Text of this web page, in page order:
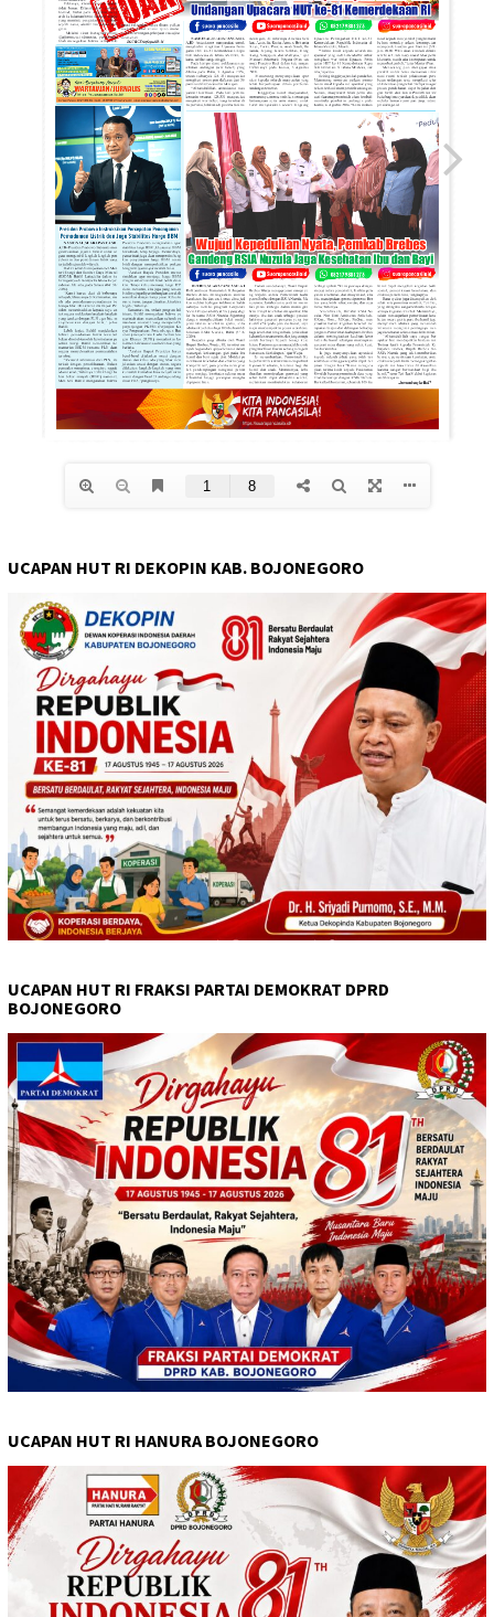
UCAPAN HUT RI DEKOPIN KAB. BOJONEGORO
UCAPAN HUT RI FRAKSI PARTAI DEMOKRAT DPRD
BOJONEGORO
UCAPAN HUT RI HANURA BOJONEGORO